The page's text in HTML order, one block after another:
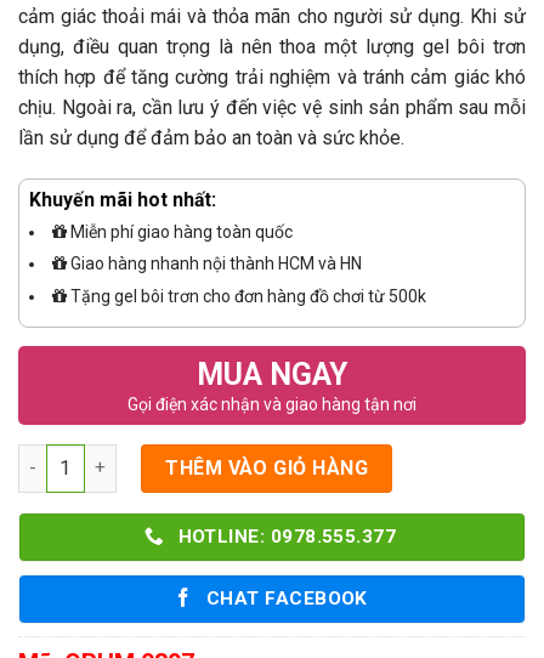
cảm giác thoải mái và thỏa mãn cho người sử dụng. Khi sử
dụng, điều quan trọng là nên thoa một lượng gel bôi trơn
thích hợp để tăng cường trải nghiệm và tránh cảm giác khó
chịu. Ngoài ra, cần lưu ý đến việc vệ sinh sản phẩm sau mỗi
lần sử dụng để đảm bảo an toàn và sức khỏe.
Khuyến mãi hot nhất:
Miễn phí giao hàng toàn quốc
Giao hàng nhanh nội thành HCM và HN
Tặng gel bôi trơn cho đơn hàng đồ chơi từ 500k
MUA NGAY
Gọi điện xác nhận và giao hàng tận nơi
Số lượng THÊM VÀO GIỎ HÀNG
HOTLINE: 0978.555.377
CHAT FACEBOOK